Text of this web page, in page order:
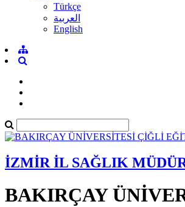
Türkçe
العربية
English
İZMİR İL SAĞLIK
BAKIRÇAY